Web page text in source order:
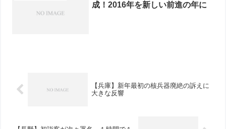
成！2016年を新しい前進の年に
【兵庫】新年最初の核兵器廃絶の訴えに
大きな反響